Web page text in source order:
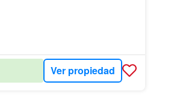
Ver propiedad